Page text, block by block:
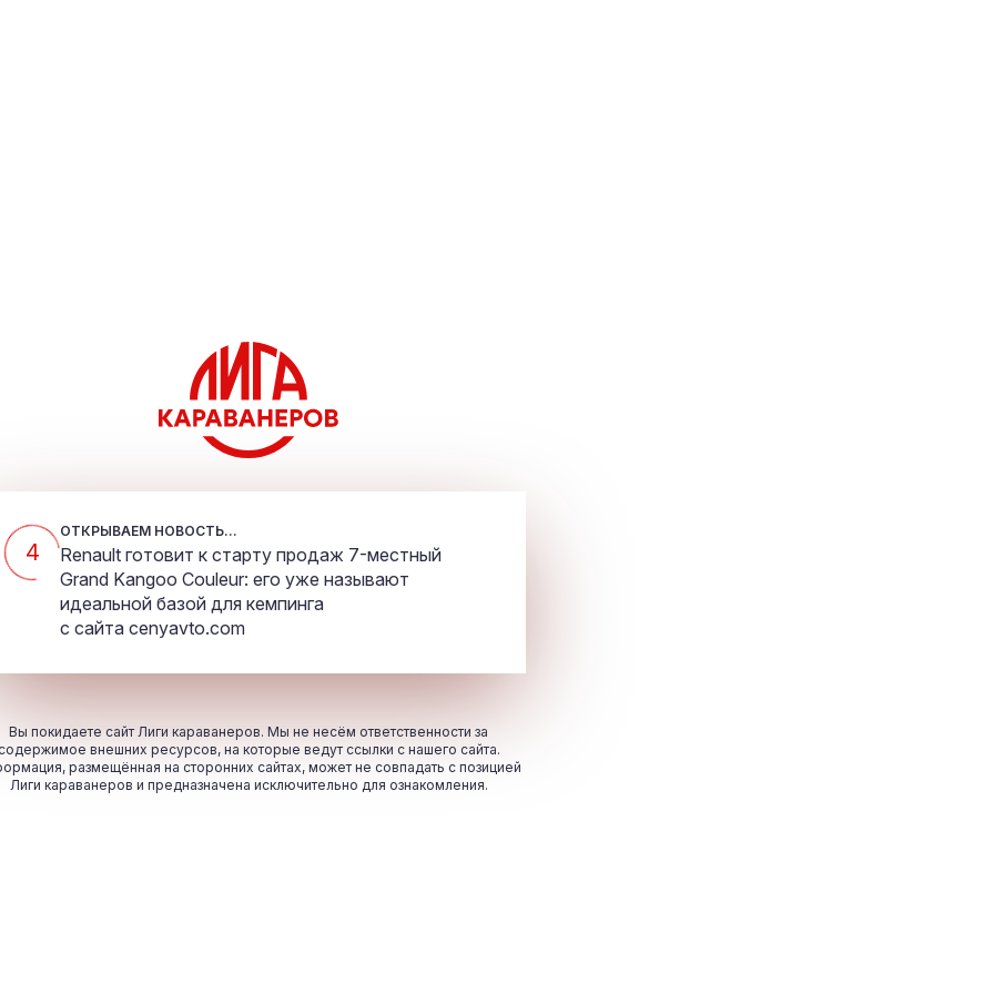
4
ОТКРЫВАЕМ НОВОСТЬ...
Renault готовит к старту продаж 7-местный
Grand Kangoo Couleur: его уже называют
идеальной базой для кемпинга
с сайта cenyavto.com
Вы покидаете сайт Лиги караванеров. Мы не несём ответственности за
внешних ресурсов, на которые ведут ссылки с нашего сайта.
размещённая на сторонних сайтах, может не совпадать с позицией
Лиги караванеров и предназначена исключительно для ознакомления.